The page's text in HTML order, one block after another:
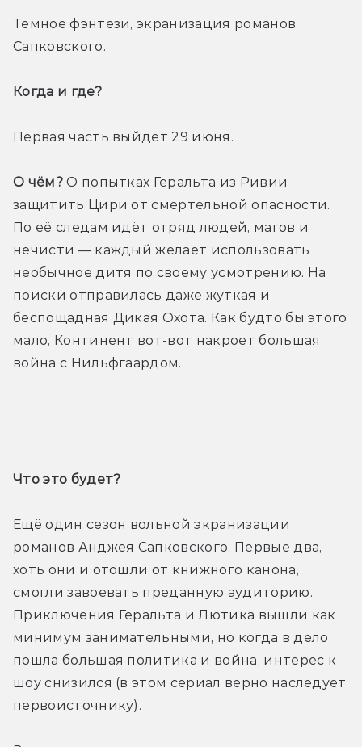
Тёмное фэнтези, экранизация романов
Сапковского.
Когда и где?
Первая часть выйдет 29 июня.
О чём? О попытках Геральта из Ривии
защитить Цири от смертельной опасности.
По её следам идёт отряд людей, магов и
нечисти — каждый желает использовать
необычное дитя по своему усмотрению. На
поиски отправилась даже жуткая и
беспощадная Дикая Охота. Как будто бы этого
мало, Континент вот-вот накроет большая
война с Нильфгаардом.
Что это будет?
Ещё один сезон вольной экранизации
романов Анджея Сапковского. Первые два,
хоть они и отошли от книжного канона,
смогли завоевать преданную аудиторию.
Приключения Геральта и Лютика вышли как
минимум занимательными, но когда в дело
пошла большая политика и война, интерес к
шоу снизился (в этом сериал верно наследует
первоисточнику).